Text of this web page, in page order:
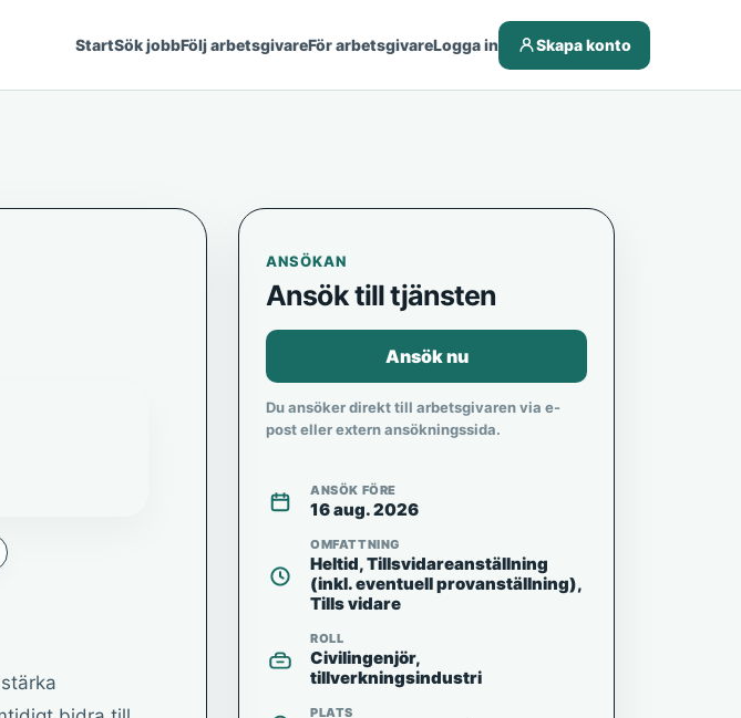
StartSök jobbFölj arbetsgivareFör arbetsgivareLogga in Skapa konto
ANSÖKAN
Ansök till tjänsten
Ansök nu
Du ansöker direkt till arbetsgivaren via e-
post eller extern ansökningssida.
ANSÖK FÖRE
16 aug. 2026
OMFATTNING
Heltid, Tillsvidareanställning
(inkl. eventuell provanställning),
Tills vidare
ROLL
Civilingenjör,
tillverkningsindustri
PLATS